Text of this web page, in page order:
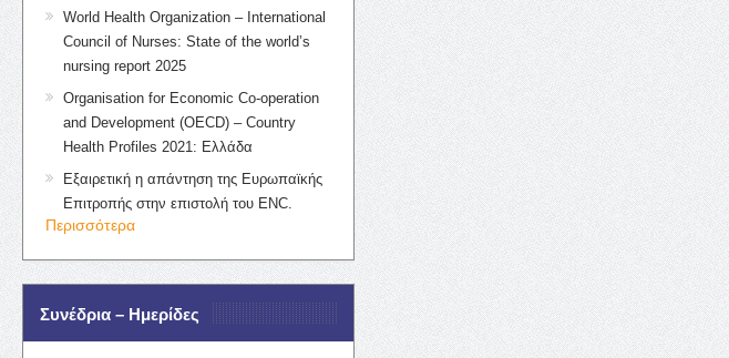
World Health Organization – International
Council of Nurses: State of the world’s
nursing report 2025
Organisation for Economic Co-operation
and Development (OECD) – Country
Health Profiles 2021: Ελλάδα
Εξαιρετική η απάντηση της Ευρωπαϊκής
Επιτροπής στην επιστολή του ENC.
Περισσότερα
Συνέδρια – Ημερίδες